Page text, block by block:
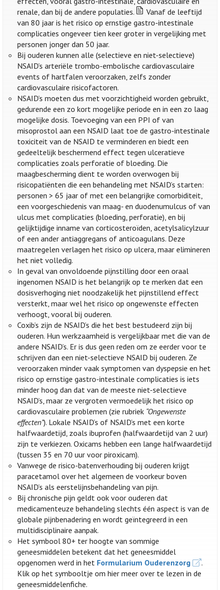
renale, dan bij de andere populaties.
Vanaf de leeftijd
van 80 jaar is het risico op ernstige gastro-intestinale
complicaties ongeveer tien keer groter in vergelijking met
personen jonger dan 50 jaar.
Bij ouderen kunnen alle (selectieve en niet-selectieve)
NSAID’s arteriële trombo-embolische cardiovasculaire
events of hartfalen veroorzaken, zelfs zonder
cardiovasculaire risicofactoren.
NSAID’s moeten dus met voorzichtigheid worden gebruikt,
gedurende een zo kort mogelijke periode en in een zo laag
mogelijke dosis. Toevoeging van een PPI of van
misoprostol aan een NSAID laat toe de gastro-intestinale
toxiciteit van de NSAID te verminderen en biedt een
gedeeltelijk beschermend effect tegen ulceratieve
complicaties zoals perforatie of bloeding. Die
maagbescherming dient te worden overwogen bij
risicopatiënten die een behandeling met NSAID’s starten:
personen > 65 jaar of met een belangrijke comorbiditeit,
een voorgeschiedenis van maag- en duodenumulcus of van
ulcus met complicaties (bloeding, perforatie), en bij
gelijktijdige inname van corticosteroïden, acetylsalicylzuur
of een ander antiaggregans of anticoagulans. Deze
maatregelen verlagen het risico op ulcera, maar elimineren
het niet volledig.
In geval van onvoldoende pijnstilling door een oraal
ingenomen NSAID is het belangrijk op te merken dat een
dosisverhoging niet noodzakelijk het pijnstillend effect
versterkt, maar wel het risico op ongewenste effecten
verhoogt, vooral bij ouderen.
Coxib’s zijn de NSAID’s die het best bestudeerd zijn bij
ouderen. Hun werkzaamheid is vergelijkbaar met die van de
andere NSAID’s. Er is dus geen reden om ze eerder voor te
schrijven dan een niet-selectieve NSAID bij ouderen. Ze
veroorzaken minder vaak symptomen van dyspepsie en het
risico op ernstige gastro-intestinale complicaties is iets
minder hoog dan dat van de meeste niet-selectieve
NSAID’s, maar ze vergroten vermoedelijk het risico op
cardiovasculaire problemen (zie rubriek “Ongewenste
effecten”). Lokale NSAID’s of NSAID’s met een korte
halfwaardetijd, zoals ibuprofen (halfwaardetijd van 2 uur)
zijn te verkiezen. Oxicams hebben een lange halfwaardetijd
(tussen 35 en 70 uur voor piroxicam).
Vanwege de risico-batenverhouding bij ouderen krijgt
paracetamol over het algemeen de voorkeur boven
NSAID’s als eerstelijnsbehandeling van pijn.
Bij chronische pijn geldt ook voor ouderen dat
medicamenteuze behandeling slechts één aspect is van de
globale pijnbenadering en wordt geïntegreerd in een
multidisciplinaire aanpak.
Het symbool 80+ ter hoogte van sommige
geneesmiddelen betekent dat het geneesmiddel
opgenomen werd in het Formularium Ouderenzorg
.
Klik op het symbooltje om hier meer over te lezen in de
geneesmiddelenfiche.